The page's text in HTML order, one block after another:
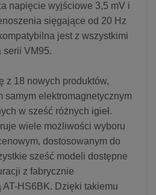
napięcie wyjściowe 3,5 mV i
sięgające od 20 Hz
jest z wszystkimi
serii VM95.
z 18 nowych produktów,
samym elektromagnetycznym
w sześć różnych igieł.
wiele możliwości wyboru
dostosowanym do
sześć modeli dostępne
z fabrycznie
AT-HS6BK. Dzięki takiemu